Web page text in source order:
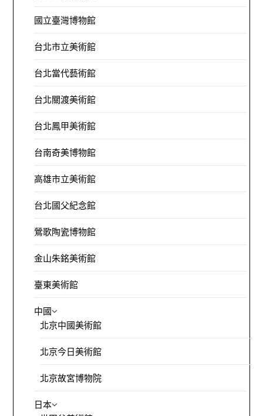
國立臺灣博物館
台北市立美術館
台北當代藝術館
台北關渡美術館
台北鳳甲美術館
台南奇美博物館
高雄市立美術館
台北國父紀念館
鶯歌陶瓷博物館
金山朱銘美術館
臺東美術館
中國
北京中國美術館
北京今日美術館
北京故宮博物院
日本